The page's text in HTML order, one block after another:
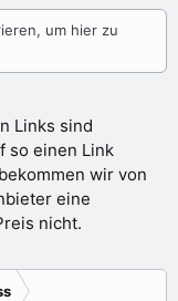
um hier zu
Links sind
so einen Link
wir von
eine
nicht.